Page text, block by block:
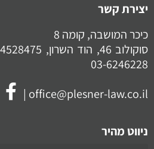
יצירת קשר
כיכר המושבה, קומה 8
סוקולוב 46, הוד השרון, 4528475 |
03-6246228
office@plesner-law.co.il
|
ניווט מהיר